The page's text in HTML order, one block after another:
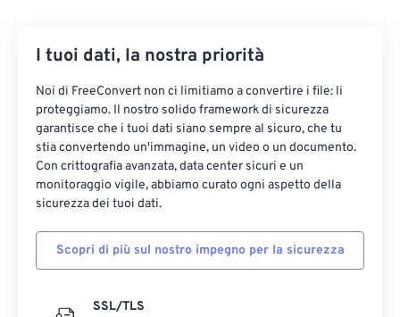
I tuoi dati, la nostra priorità
Noi di FreeConvert non ci limitiamo a convertire i file: li
proteggiamo. Il nostro solido framework di sicurezza
garantisce che i tuoi dati siano sempre al sicuro, che tu
stia convertendo un'immagine, un video o un documento.
Con crittografia avanzata, data center sicuri e un
monitoraggio vigile, abbiamo curato ogni aspetto della
sicurezza dei tuoi dati.
Scopri di più sul nostro impegno per la sicurezza
SSL/TLS